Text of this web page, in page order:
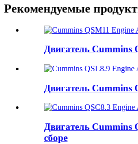
Рекомендуемые
Двигатель Cummins
Двигатель Cummins
Двигатель Cummins
сборе